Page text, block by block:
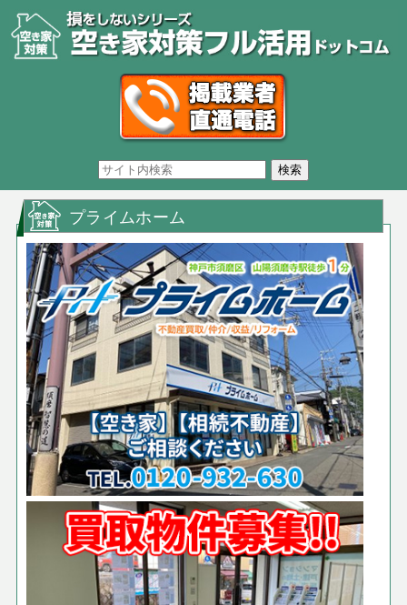
プライムホーム